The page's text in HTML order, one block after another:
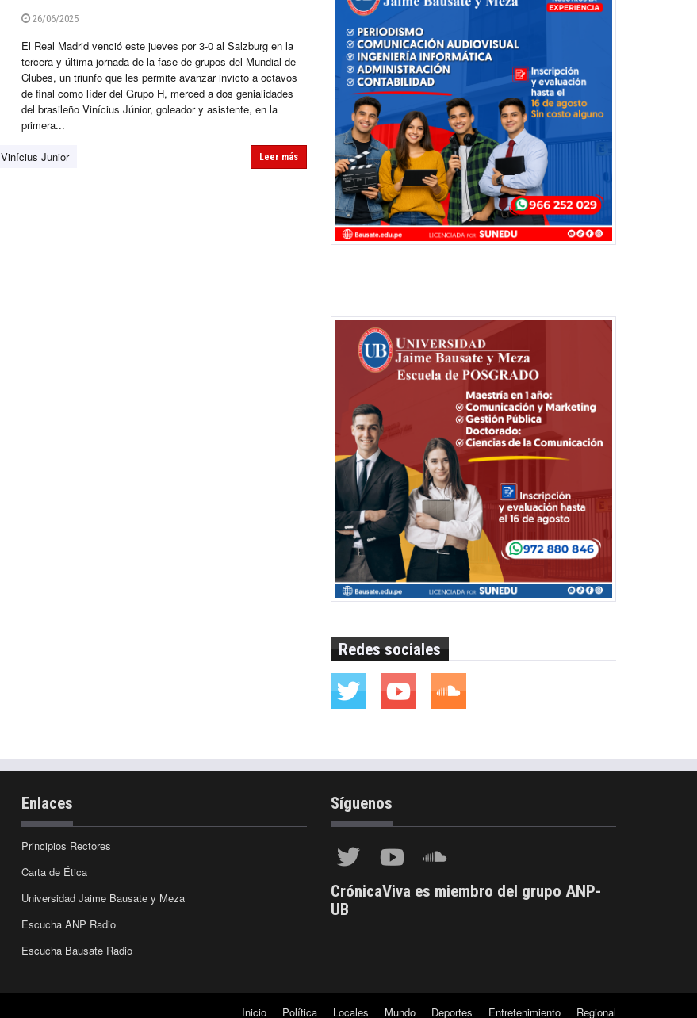
26/06/2025
El Real Madrid venció este jueves por 3-0 al Salzburg en la
tercera y última jornada de la fase de grupos del Mundial de
Clubes, un triunfo que les permite avanzar invicto a octavos
de final como líder del Grupo H, merced a dos genialidades
del brasileño Vinícius Júnior, goleador y asistente, en la
primera...
Vinícius Junior Leer más
Redes sociales
Enlaces
Principios Rectores
Carta de Ética
Universidad Jaime Bausate y Meza
Escucha ANP Radio
Escucha Bausate Radio
Síguenos
CrónicaViva es miembro del grupo ANP-
UB
Inicio Política Locales Mundo Deportes Entretenimiento Regional